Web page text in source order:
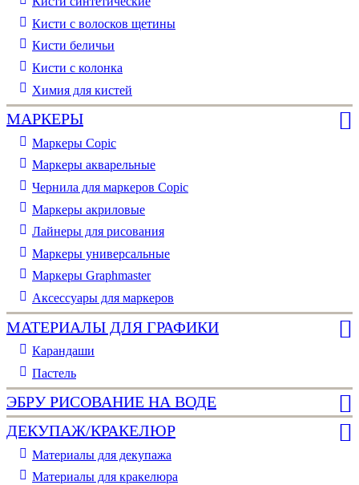
Кисти с волосков щетины
Кисти беличьи
Кисти с колонка
Химия для кистей
МАРКЕРЫ
Маркеры Copic
Маркеры акварельные
Чернила для маркеров Copic
Маркеры акриловые
Лайнеры для рисования
Маркеры универсальные
Маркеры Graphmaster
Аксессуары для маркеров
МАТЕРИАЛЫ ДЛЯ ГРАФИКИ
Карандаши
Пастель
ЭБРУ РИСОВАНИЕ НА ВОДЕ
ДЕКУПАЖ/КРАКЕЛЮР
Материалы для декупажа
Материалы для кракелюра